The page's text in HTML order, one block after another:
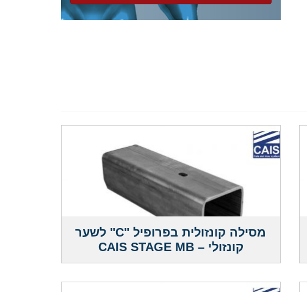
מסילה קונזולית בפרופיל "C" לשער
קונזולי – CAIS STAGE MB